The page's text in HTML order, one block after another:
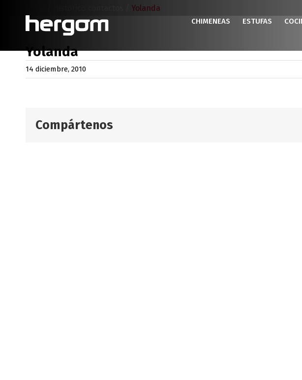
contenido
CHIMENEAS ESTUFAS
Yolanda
Yolanda
14 diciembre, 2010
Compártenos